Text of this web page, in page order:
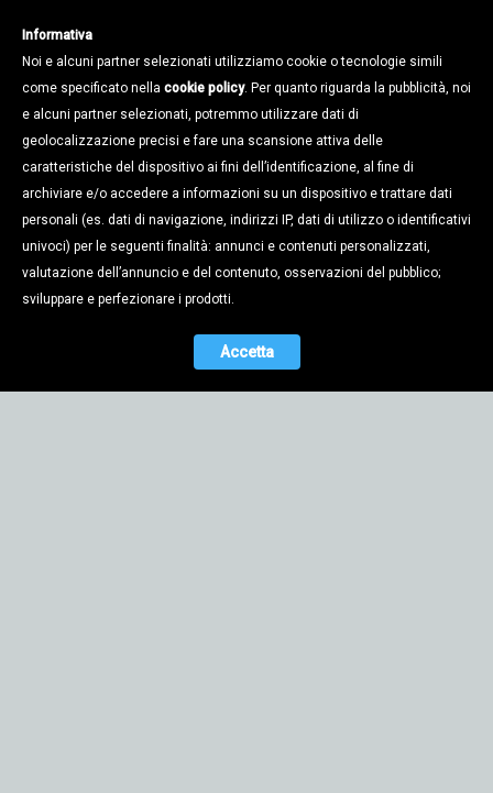
Informativa
Noi e alcuni partner selezionati utilizziamo cookie o tecnologie simili
come specificato nella cookie policy. Per quanto riguarda la pubblicità, noi
e alcuni partner selezionati, potremmo utilizzare dati di
geolocalizzazione precisi e fare una scansione attiva delle
caratteristiche del dispositivo ai fini dell’identificazione, al fine di
archiviare e/o accedere a informazioni su un dispositivo e trattare dati
personali (es. dati di navigazione, indirizzi IP, dati di utilizzo o identificativi
univoci) per le seguenti finalità: annunci e contenuti personalizzati,
valutazione dell’annuncio e del contenuto, osservazioni del pubblico;
sviluppare e perfezionare i prodotti.
Accetta